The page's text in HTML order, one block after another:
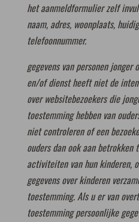
het aanmeldformulier zelf
naam, adres, woonplaats,
telefoonnummer.
gegevens van personen jonger
en/of dienst heeft niet de
over websitebezoekers die
toestemming hebben van
niet controleren of een
ouders dan ook aan
activiteiten van hun kinderen,
gegevens over kinderen
toestemming. Als u er van
toestemming persoonlijke